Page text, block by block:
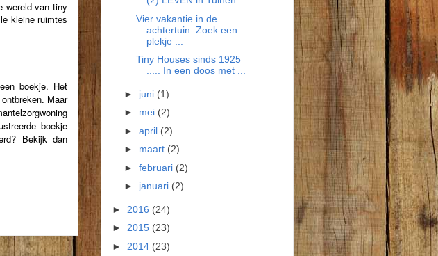
wereld van tiny
kleine ruimtes
boekje. Het
Maar
boekje
Bekijk dan
Vier vakantie in de
achtertuin Zoek een
plekje ...
Tiny Houses sinds 1925
..... In een doos met ...
► juni (1)
► mei (2)
► april (2)
► maart (2)
► februari (2)
► januari (2)
► 2016 (24)
► 2015 (23)
► 2014 (23)